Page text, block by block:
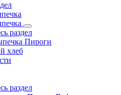
раздел
Пироги
хлеб
раздел